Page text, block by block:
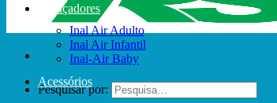
Pesquisar por:
Espaçadores
Inal Air Adulto
Inal Air Infantil
Inal-Air Baby
Acessórios